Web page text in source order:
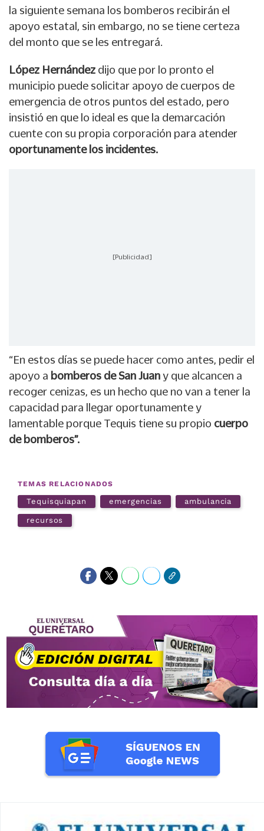
la siguiente semana los bomberos recibirán el
apoyo estatal, sin embargo, no se tiene certeza
del monto que se les entregará.
López Hernández dijo que por lo pronto el
municipio puede solicitar apoyo de cuerpos de
emergencia de otros puntos del estado, pero
insistió en que lo ideal es que la demarcación
cuente con su propia corporación para atender
oportunamente los incidentes.
[Publicidad]
“En estos días se puede hacer como antes, pedir el
apoyo a bomberos de San Juan y que alcancen a
recoger cenizas, es un hecho que no van a tener la
capacidad para llegar oportunamente y
lamentable porque Tequis tiene su propio cuerpo
de bomberos”.
TEMAS RELACIONADOS
Tequisquiapan emergencias ambulancia
recursos